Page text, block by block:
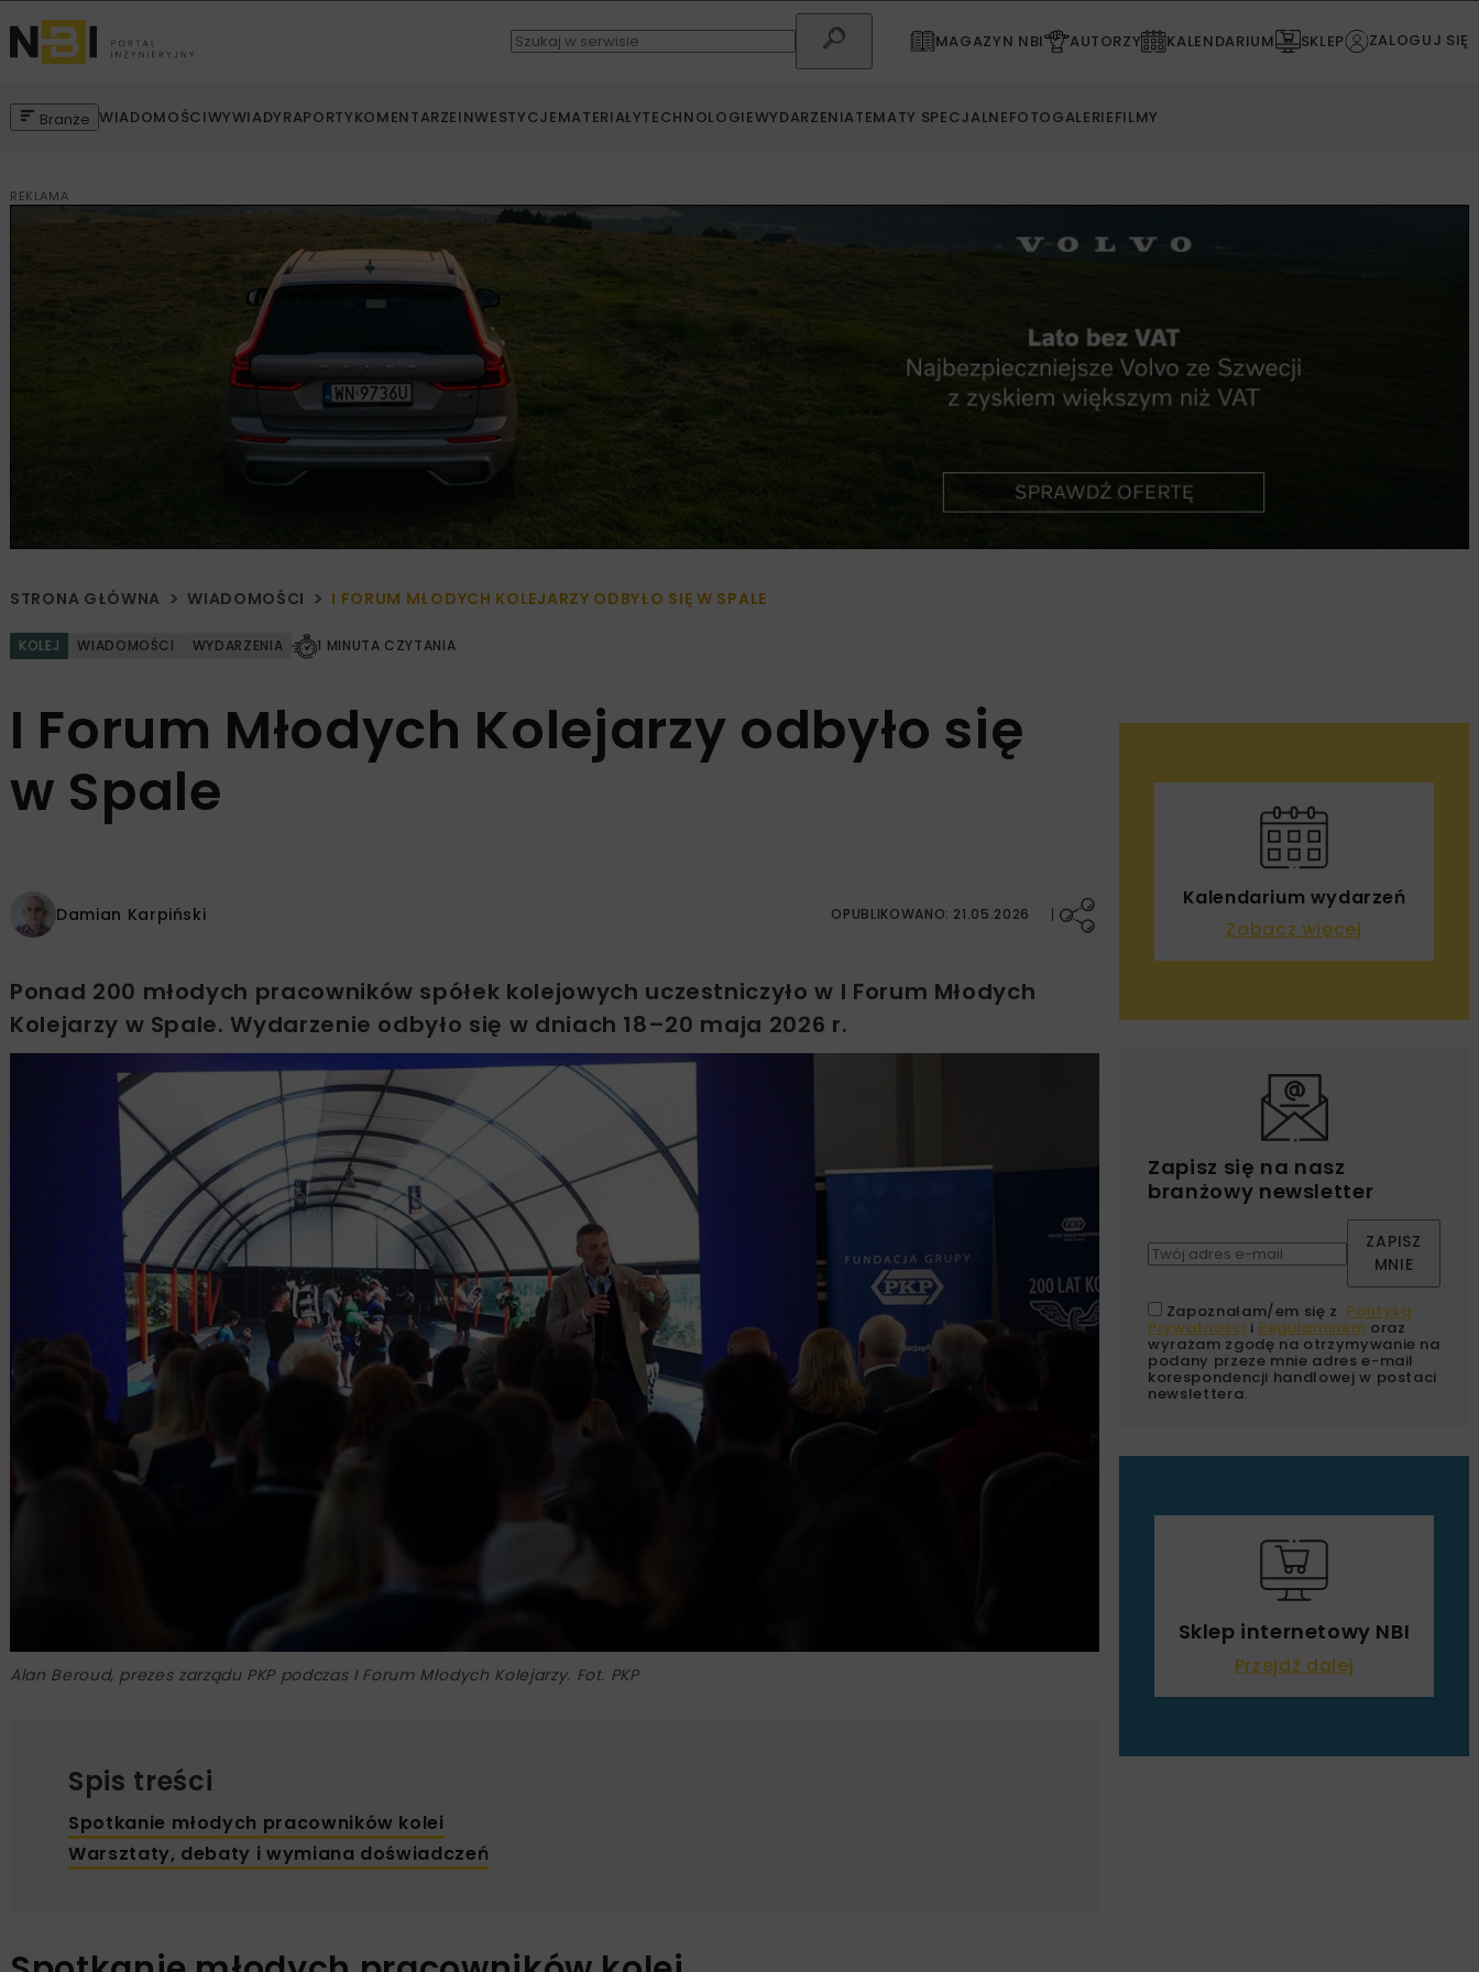
MAGAZYN NBI AUTORZY KALENDARIUM SKLEP ZALOGUJ SIĘ
Branże WIADOMOŚCIWYWIADYRAPORTYKOMENTARZEINWESTYCJEMATERIAŁYTECHNOLOGIEWYDARZENIATEMATY SPECJALNEFOTOGALERIEFILMY
REKLAMA
STRONA GŁÓWNA WIADOMOŚCI I FORUM MŁODYCH KOLEJARZY ODBYŁO SIĘ W SPALE
KOLEJ WIADOMOŚCI WYDARZENIA 1 MINUTA CZYTANIA
I Forum Młodych Kolejarzy odbyło się
w Spale
Damian Karpiński OPUBLIKOWANO: 21.05.2026
Ponad 200 młodych pracowników spółek kolejowych uczestniczyło w I Forum Młodych
Kolejarzy w Spale. Wydarzenie odbyło się w dniach 18–20 maja 2026 r.
Alan Beroud, prezes zarządu PKP podczas I Forum Młodych Kolejarzy. Fot. PKP
Spis treści
Spotkanie młodych pracowników kolei
Warsztaty, debaty i wymiana doświadczeń
Kalendarium wydarzeń
Zobacz więcej
Zapisz się na nasz
branżowy newsletter
ZAPISZ
MNIE
Zapoznałam/em się z Polityką
Prywatności i Regulaminem oraz
wyrażam zgodę na otrzymywanie na
podany przeze mnie adres e-mail
korespondencji handlowej w postaci
newslettera.
Sklep internetowy NBI
Przejdź dalej